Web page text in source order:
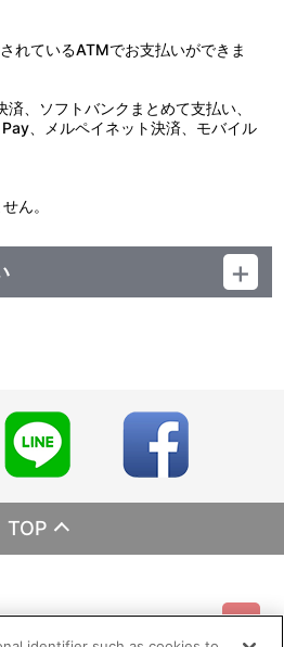
れているATMでお支払いができま
、ソフトバンクまとめて支払い、
、メルペイネット決済、モバイル
ん。
ベント会場や海外等で販売する場合
環境により､実物と多少異なって見え
際の商品仕様が異なる場合がござい
い。
確認には､｢マイページ｣→｢ご注文履
「コンビニ決済」、「Pay-easy（ペ
TOP